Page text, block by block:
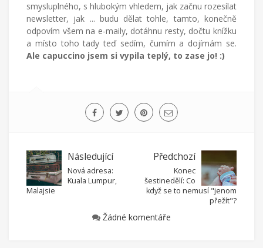
smysluplného, s hlubokým vhledem, jak začnu rozesílat
newsletter, jak ... budu dělat tohle, tamto, konečně
odpovím všem na e-maily, dotáhnu resty, dočtu knížku
a místo toho tady teď sedím, čumím a dojímám se.
Ale capuccino jsem si vypila teplý, to zase jo! :)
Následující
Nová adresa:
Kuala Lumpur,
Malajsie
Předchozí
Konec
šestinedělí: Co
když se to nemusí "jenom
přežít"?
Žádné komentáře